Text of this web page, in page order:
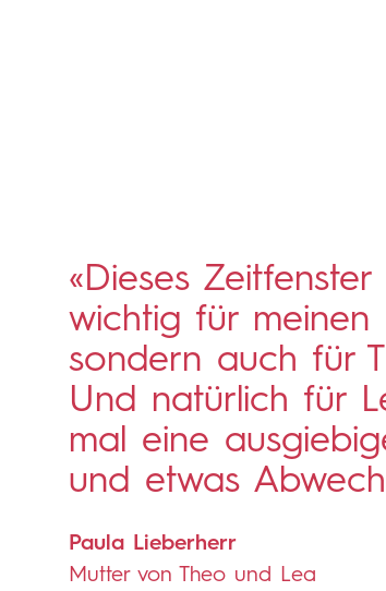
«Dieses
wichtig für
sondern auch für
Und natürlich für
mal eine
und etwas
Paula Lieberherr
Mutter von Theo und Lea